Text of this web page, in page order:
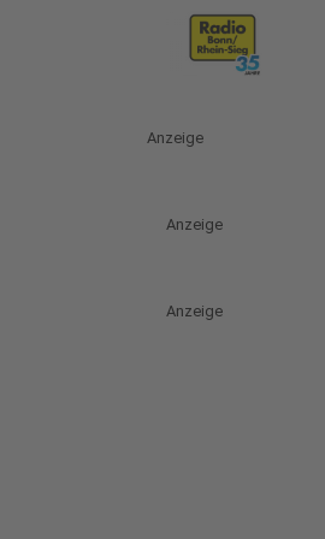
Anzeige
Anzeige
Anzeige